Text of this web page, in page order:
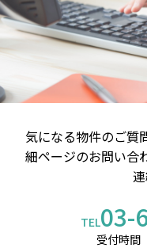
気になる物件のご質
細ページのお問い合
TEL03-
受付時